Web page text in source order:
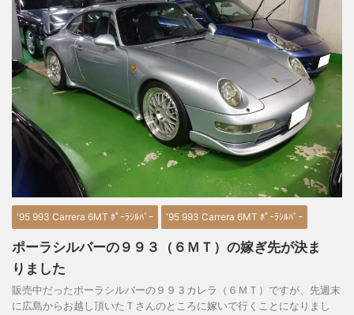
'95 993 Carrera 6MT ﾎﾟｰﾗｼﾙﾊﾞｰ '95 993 Carrera 6MT ﾎﾟｰﾗｼﾙﾊﾞｰ
ポーラシルバーの９９３（６ＭＴ）の嫁ぎ先が決ま
りました
販売中だったポーラシルバーの９９３カレラ（６ＭＴ）ですが、先週末
に広島からお越し頂いたＴさんのところに嫁いで行くことになりまし